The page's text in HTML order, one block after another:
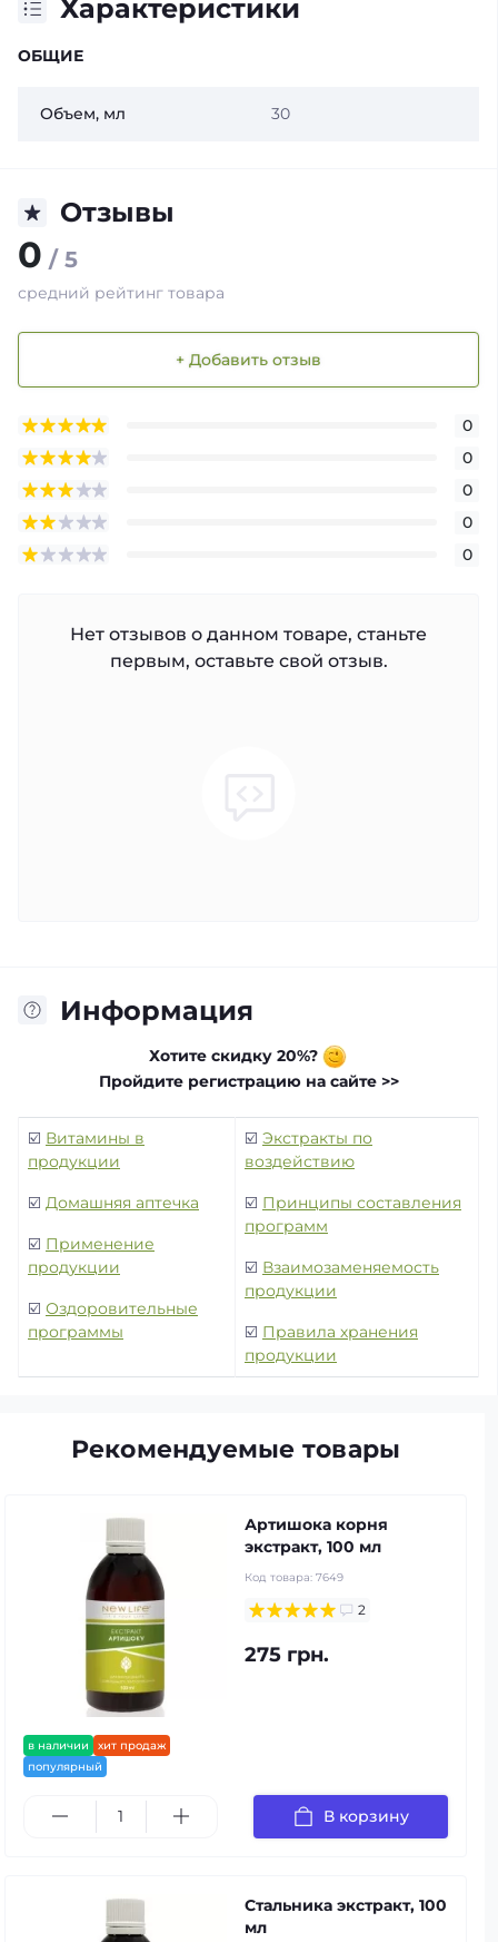
Характеристики
ОБЩИЕ
Объем, мл 30
Отзывы
0 / 5
средний рейтинг товара
+ Добавить отзыв
0
0
0
0
0
Нет отзывов о данном товаре, станьте
первым, оставьте свой отзыв.
Информация
Хотите скидку 20%?
Пройдите регистрацию на сайте >>
☑️ Витамины в
продукции
☑️ Домашняя аптечка
☑️ Применение
продукции
☑️ Оздоровительные
программы
☑️ Экстракты по
воздействию
☑️ Принципы составления
программ
☑️ Взаимозаменяемость
продукции
☑️ Правила хранения
продукции
Рекомендуемые товары
в наличии
хит продаж
популярный
Артишока корня
экстракт, 100 мл
Код товара: 7649
2
275 грн.
В корзину
Стальника экстракт, 100
мл